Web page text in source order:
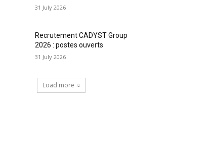
31 July 2026
Recrutement CADYST Group
2026 : postes ouverts
31 July 2026
Load more